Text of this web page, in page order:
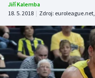
Atletika
Cyklistika
DALŠÍ SPORTY
Jiří Kalemba
18. 5. 2018 | Zdroj: euroleague.net,